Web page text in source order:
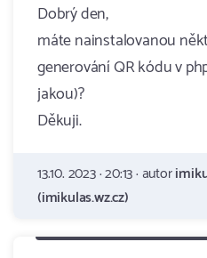
Dobrý den,
máte nainstalovanou
generování QR kódu v
jakou)?
Děkuji.
13.10. 2023 · 20:13 · autor
(imikulas.wz.cz)